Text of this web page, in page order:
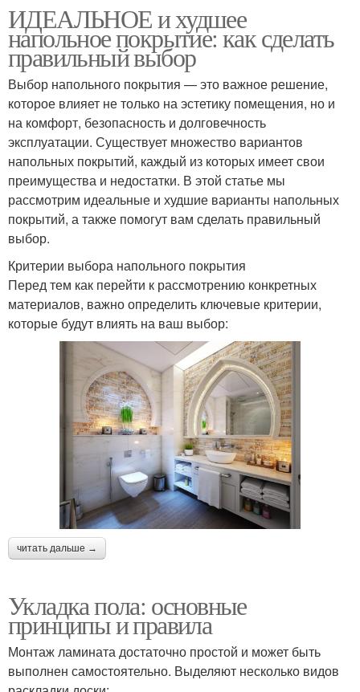
ИДЕАЛЬНОЕ и худшее
напольное покрытие: как сделать
правильный выбор
Выбор напольного покрытия — это важное решение,
которое влияет не только на эстетику помещения, но и
на комфорт, безопасность и долговечность
эксплуатации. Существует множество вариантов
напольных покрытий, каждый из которых имеет свои
преимущества и недостатки. В этой статье мы
рассмотрим идеальные и худшие варианты напольных
покрытий, а также помогут вам сделать правильный
выбор.
Критерии выбора напольного покрытия
Перед тем как перейти к рассмотрению конкретных
материалов, важно определить ключевые критерии,
которые будут влиять на ваш выбор:
читать дальше →
Укладка пола: основные
принципы и правила
Монтаж ламината достаточно простой и может быть
выполнен самостоятельно. Выделяют несколько видов